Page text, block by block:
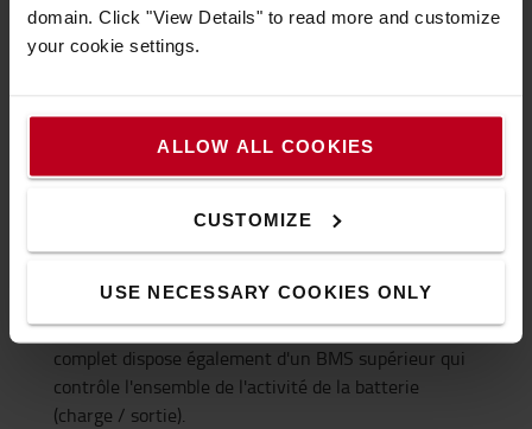
domain. Click "View Details" to read more and customize
your cookie settings.
ALLOW ALL COOKIES
CUSTOMIZE
USE NECESSARY COOKIES ONLY
Sécurité dans chaque composant
Une batterie au lithium-ion est constituée de
plusieurs accumulateurs assemblés en un seul
module. Selon la taille de la batterie, plusieurs
d'un système de sécurité (BMS - Battery
Management System). Le système de batterie
complet dispose également d'un BMS supérieur qui
contrôle l'ensemble de l'activité de la batterie
(charge / sortie).